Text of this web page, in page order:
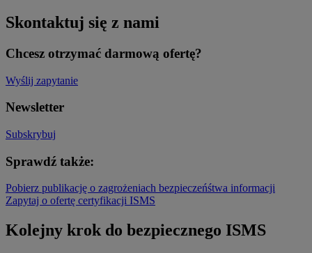
Skontaktuj się z nami
Chcesz otrzymać darmową ofertę?
Wyślij zapytanie
Newsletter
Subskrybuj
Sprawdź także:
Pobierz publikację o zagrożeniach bezpieczeńśtwa informacji
Zapytaj o ofertę certyfikacji ISMS
Kolejny krok do bezpiecznego ISMS